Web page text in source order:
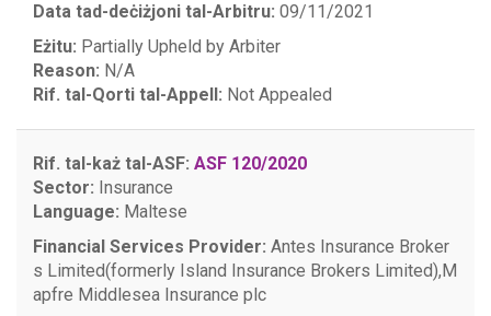
Data tad-deċiżjoni tal-Arbitru: 09/11/2021
Eżitu: Partially Upheld by Arbiter
Reason: N/A
Rif. tal-Qorti tal-Appell: Not Appealed
Rif. tal-każ tal-ASF: ASF 120/2020
Sector: Insurance
Language: Maltese
Financial Services Provider: Antes Insurance Broker
s Limited(formerly Island Insurance Brokers Limited),M
apfre Middlesea Insurance plc